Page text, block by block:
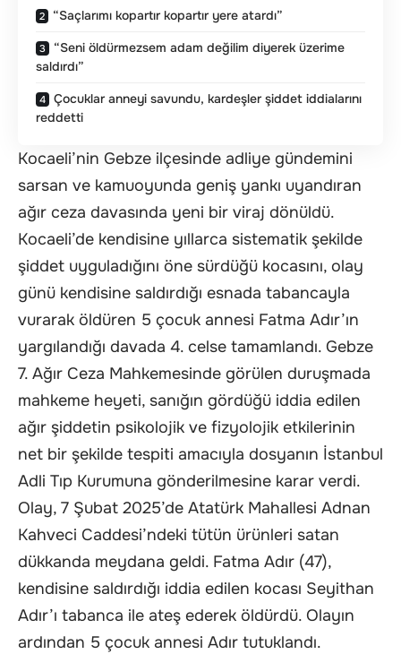
“Saçlarımı kopartır kopartır yere atardı”
“Seni öldürmezsem adam değilim diyerek üzerime
saldırdı”
Çocuklar anneyi savundu, kardeşler şiddet iddialarını
reddetti
Kocaeli’nin Gebze ilçesinde adliye gündemini
sarsan ve kamuoyunda geniş yankı uyandıran
ağır ceza davasında yeni bir viraj dönüldü.
Kocaeli’de kendisine yıllarca sistematik şekilde
şiddet uyguladığını öne sürdüğü kocasını, olay
günü kendisine saldırdığı esnada tabancayla
vurarak öldüren 5 çocuk annesi Fatma Adır’ın
yargılandığı davada 4. celse tamamlandı. Gebze
7. Ağır Ceza Mahkemesinde görülen duruşmada
mahkeme heyeti, sanığın gördüğü iddia edilen
ağır şiddetin psikolojik ve fizyolojik etkilerinin
net bir şekilde tespiti amacıyla dosyanın İstanbul
Adli Tıp Kurumuna gönderilmesine karar verdi.
Olay, 7 Şubat 2025’de Atatürk Mahallesi Adnan
Kahveci Caddesi’ndeki tütün ürünleri satan
dükkanda meydana geldi. Fatma Adır (47),
kendisine saldırdığı iddia edilen kocası Seyithan
Adır’ı tabanca ile ateş ederek öldürdü. Olayın
ardından 5 çocuk annesi Adır tutuklandı.